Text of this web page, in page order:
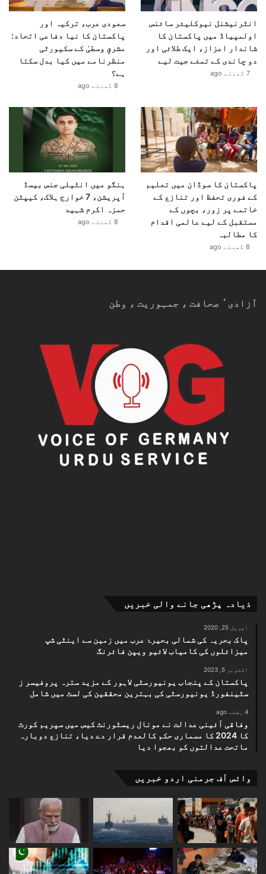
انٹرنیشنل نیوکلیئر سائنس
اولمپیاڈ میں پاکستان کا
شاندار اعزاز، ایک طلائی اور
دو چاندی کے تمغے جیت لیے
7 گھنٹے ago
سعودی عرب، ترکیہ اور
پاکستان کا نیا دفاعی اتحاد:
مشرقِ وسطیٰ کے سکیورٹی
منظرنامے میں کیا بدل سکتا
ہے؟
8 گھنٹے ago
پاکستان کا سوڈان میں تعلیم
کے فوری تحفظ اور تنازع کے
خاتمے پر زور، بچوں کے
مستقبل کے لیے عالمی اقدام
کا مطالبہ
8 گھنٹے ago
ہنگو میں انٹیلی جنس بیسڈ
آپریشن، 7 خوارج ہلاک، کیپٹن
حمزہ اکرم شہید
8 گھنٹے ago
آزادیٴ صحافت ، جمہوریت ، وطن
ذیادہ پڑھی جانے والی خبریں
اپریل 25, 2020
پاک بحریہ کی شمالی بحیرۂ عرب میں زمین سے اینٹی شپ
میزائلوں کی کامیاب لائیو ویپن فائرنگ
اکتوبر 5, 2023
پاکستان کے پنجاب یونیورسٹی لاہور کے مزید سترہ پروفیسر ز
سٹینفورڈ یونیورسٹی کی بہترین محققین کی لسٹ میں شامل
4 ہفتے ago
وفاقی آئینی عدالت نے مونال ریسٹورنٹ کیس میں سپریم کورٹ
کا 2024 کا مسماری حکم کالعدم قرار دے دیا، تنازع دوبارہ
ماتحت عدالتوں کو بھجوا دیا
وائس آف جرمنی اردو خبریں